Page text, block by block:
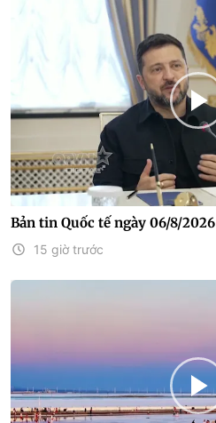
Bản tin Quốc tế ngày 06/8/2026
15 giờ trước